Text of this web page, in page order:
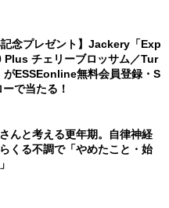
記念プレゼント】Jackery「Exp
Plus チェリーブロッサム／Tur
ESSEonline無料会員登録・S
で当たる！
んと考える更年期。自律神経
くる不調で「やめたこと・始